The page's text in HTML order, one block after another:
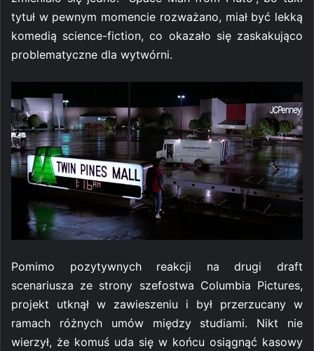
tytuł w pewnym momencie rozważano, miał być lekką
komedią science-fiction, co okazało się zaskakująco
problematyczne dla wytwórni.
Pomimo pozytywnych reakcji na drugi draft
scenariusza ze strony szefostwa Columbia Pictures,
projekt utknął w zawieszeniu i był przerzucany w
ramach różnych umów między studiami. Nikt nie
wierzył, że komuś uda się w końcu osiągnąć kasowy